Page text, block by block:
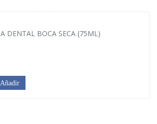
DENTAL BOCA SECA (75ML)
Añadir